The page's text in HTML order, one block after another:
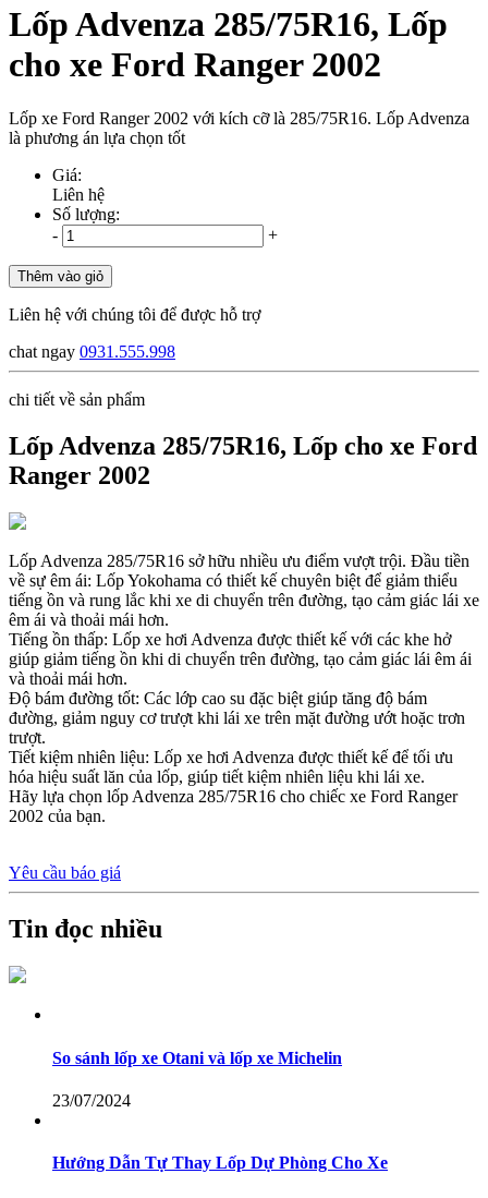
Lốp Advenza 285/75R16, Lốp
cho xe Ford Ranger 2002
Lốp xe Ford Ranger 2002 với kích cỡ là 285/75R16. Lốp Advenza
là phương án lựa chọn tốt
Giá:
Liên hệ
Số lượng:
-
+
Thêm vào giỏ
Liên hệ với chúng tôi để được hỗ trợ
chat ngay 0931.555.998
chi tiết về sản phẩm
Lốp Advenza 285/75R16, Lốp cho xe Ford
Ranger 2002
Lốp Advenza 285/75R16 sở hữu nhiều ưu điểm vượt trội. Đầu tiền
về sự êm ái: Lốp Yokohama có thiết kế chuyên biệt để giảm thiểu
tiếng ồn và rung lắc khi xe di chuyển trên đường, tạo cảm giác lái xe
êm ái và thoải mái hơn.
Tiếng ồn thấp: Lốp xe hơi Advenza được thiết kế với các khe hở
giúp giảm tiếng ồn khi di chuyển trên đường, tạo cảm giác lái êm ái
và thoải mái hơn.
Độ bám đường tốt: Các lớp cao su đặc biệt giúp tăng độ bám
đường, giảm nguy cơ trượt khi lái xe trên mặt đường ướt hoặc trơn
trượt.
Tiết kiệm nhiên liệu: Lốp xe hơi Advenza được thiết kế để tối ưu
hóa hiệu suất lăn của lốp, giúp tiết kiệm nhiên liệu khi lái xe.
Hãy lựa chọn lốp Advenza 285/75R16 cho chiếc xe Ford Ranger
2002 của bạn.
Yêu cầu báo giá
Tin đọc nhiều
So sánh lốp xe Otani và lốp xe Michelin
23/07/2024
Hướng Dẫn Tự Thay Lốp Dự Phòng Cho Xe